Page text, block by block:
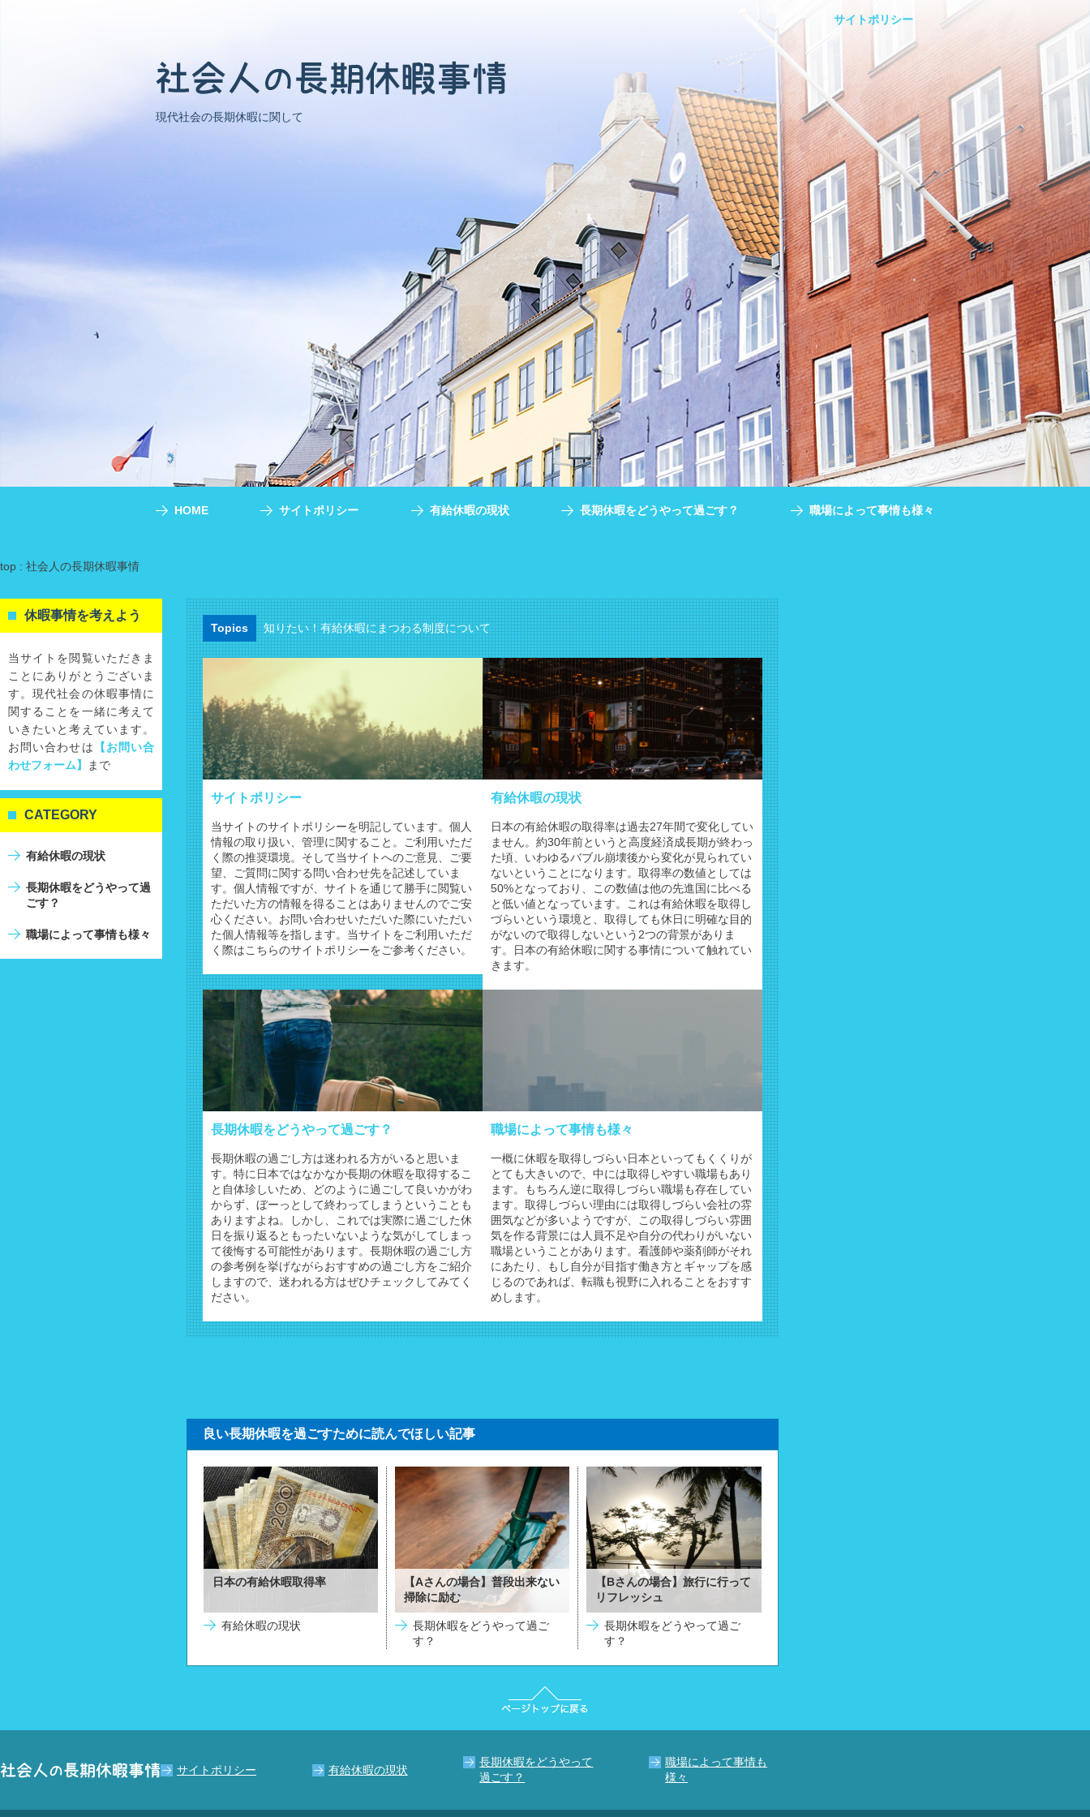
サイトポリシー
現代社会の長期休暇に関して
HOME サイトポリシー 有給休暇の現状 長期休暇をどうやって過ごす？ 職場によって事情も様々
top : 社会人の長期休暇事情
Topics 知りたい！有給休暇にまつわる制度について
サイトポリシー
当サイトのサイトポリシーを明記しています。個人
情報の取り扱い、管理に関すること。ご利用いただ
く際の推奨環境。そして当サイトへのご意見、ご要
望、ご質問に関する問い合わせ先を記述していま
す。個人情報ですが、サイトを通じて勝手に閲覧い
ただいた方の情報を得ることはありませんのでご安
心ください。お問い合わせいただいた際にいただい
た個人情報等を指します。当サイトをご利用いただ
く際はこちらのサイトポリシーをご参考ください。
有給休暇の現状
日本の有給休暇の取得率は過去27年間で変化してい
ません。約30年前というと高度経済成長期が終わっ
た頃、いわゆるバブル崩壊後から変化が見られてい
ないということになります。取得率の数値としては
50%となっており、この数値は他の先進国に比べる
と低い値となっています。これは有給休暇を取得し
づらいという環境と、取得しても休日に明確な目的
がないので取得しないという2つの背景がありま
す。日本の有給休暇に関する事情について触れてい
きます。
長期休暇をどうやって過ごす？
長期休暇の過ごし方は迷われる方がいると思いま
す。特に日本ではなかなか長期の休暇を取得するこ
と自体珍しいため、どのように過ごして良いかがわ
からず、ぼーっとして終わってしまうということも
ありますよね。しかし、これでは実際に過ごした休
日を振り返るともったいないような気がしてしまっ
て後悔する可能性があります。長期休暇の過ごし方
の参考例を挙げながらおすすめの過ごし方をご紹介
しますので、迷われる方はぜひチェックしてみてく
ださい。
職場によって事情も様々
一概に休暇を取得しづらい日本といってもくくりが
とても大きいので、中には取得しやすい職場もあり
ます。もちろん逆に取得しづらい職場も存在してい
ます。取得しづらい理由には取得しづらい会社の雰
囲気などが多いようですが、この取得しづらい雰囲
気を作る背景には人員不足や自分の代わりがいない
職場ということがあります。看護師や薬剤師がそれ
にあたり、もし自分が目指す働き方とギャップを感
じるのであれば、転職も視野に入れることをおすす
めします。
良い長期休暇を過ごすために読んでほしい記事
日本の有給休暇取得率
有給休暇の現状
【Aさんの場合】普段出来ない
掃除に励む
長期休暇をどうやって過ご
す？
【Bさんの場合】旅行に行って
リフレッシュ
長期休暇をどうやって過ご
す？
休暇事情を考えよう
当サイトを閲覧いただきま
ことにありがとうございま
す。現代社会の休暇事情に
関することを一緒に考えて
いきたいと考えています。
お問い合わせは
【お問い合
わせフォーム】
まで
CATEGORY
有給休暇の現状
長期休暇をどうやって過
ごす？
職場によって事情も様々
サイトポリシー 有給休暇の現状
長期休暇をどうやって
過ごす？
職場によって事情も
様々